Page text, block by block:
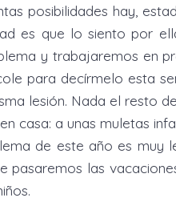
posibilidades hay,
es que lo siento por
y trabajaremos en
para decírmelo esta
lesión. Nada el resto
casa: a unas muletas
de este año es muy
pasaremos las